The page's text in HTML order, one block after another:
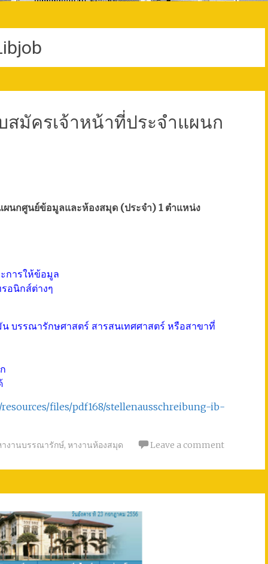
สมัครเจ้าหน้าที่ประจำแผนก
ผนกศูนย์ข้อมูลและห้องสมุด (ประจำ) 1 ตำแหน่ง
การให้ข้อมูล
อนิกส์ต่างๆ
บรรณารักษศาสตร์ สารสนเทศศาสตร์ หรือสาขาที่
files/pdf168/stellenausschreibung-ib-
งานบรรณารักษ์, หางานห้องสมุด Leave a comment